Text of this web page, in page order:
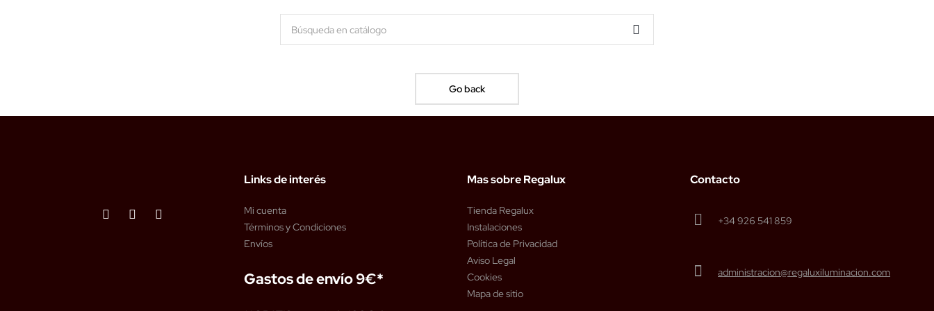
Go back
Links de interés
Mi cuenta
Términos y Condiciones
Envíos
Gastos de envío 9€*
Mas sobre Regalux
Tienda Regalux
Instalaciones
Política de Privacidad
Aviso Legal
Cookies
Mapa de sitio
Contacto
+34 926 541 859
administracion@regaluxiluminacion.com